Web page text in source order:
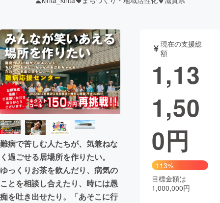
テクノロジー・ガジェット
映像・映画 書籍・雑誌
ビジネス・起業 チャレンジ
まちづくり・地域活性化
CAMPFIRE for Social Good
CAMPFIRE Creation
CAMPFIREふるさと納税 machi-ya コミュニティ
難病で苦しむ人たちが、気兼ねな
く過ごせる居場所を作りたい。
ゆっくりお茶を飲んだり、病気の
ことを相談し合えたり、時には愚
痴を吐き出せたり。「あそこに行
現在の支援総
額
1,13
1,50
0円
113%
目標金額は
1,000,000円